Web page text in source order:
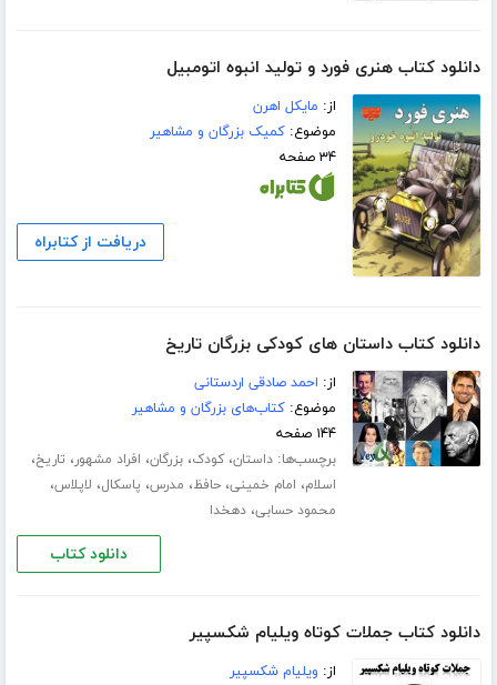
دانلود کتاب هنری فورد و تولید انبوه اتومبیل
از: مایکل اهرن
موضوع:کمیک بزرگان و مشاهیر
۳۴ صفحه
دریافت از کتابراه
دانلود کتاب داستان های کودکی بزرگان تاریخ
از: احمد صادقی اردستانی
موضوع:کتاب‌های بزرگان و مشاهیر
۱۴۴ صفحه
برچسب‌ها:داستان،کودک،بزرگان، افراد مشهور، تاریخ،
اسلام، امام خمینی،حافظ، مدرس، پاسکال، لاپلاس،
محمود حسابی،دهخدا
دانلود کتاب
دانلود کتاب جملات کوتاه ویلیام شکسپیر
از: ویلیام شکسپیر